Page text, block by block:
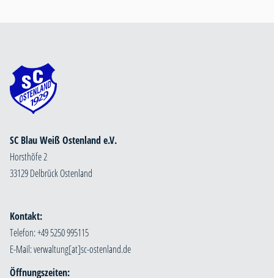
SC Blau Weiß Ostenland e.V.
Horsthöfe 2
33129 Delbrück Ostenland
Kontakt:
Telefon: +49 5250 995115
E-Mail:
Öffnungszeiten: